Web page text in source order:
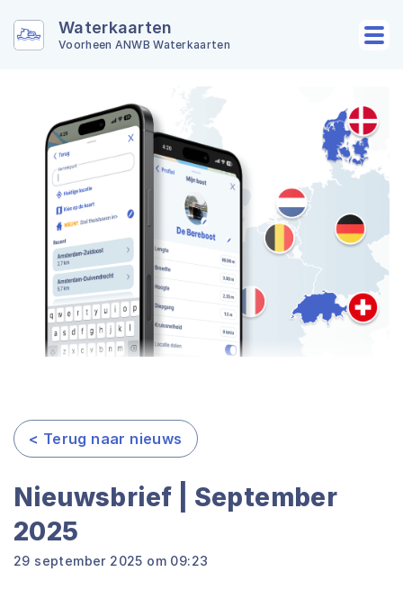
Waterkaarten
Voorheen ANWB Waterkaarten
< Terug naar nieuws
Nieuwsbrief | September
2025
29 september 2025 om 09:23